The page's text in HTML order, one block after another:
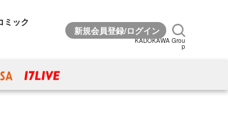
ミック
KADOKAWA Grou
p